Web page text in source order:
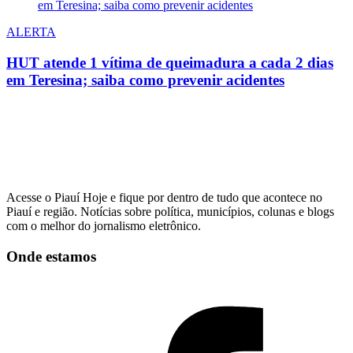
ALERTA
HUT atende 1 vítima de queimadura a cada 2 dias
em Teresina; saiba como prevenir acidentes
Acesse o Piauí Hoje e fique por dentro de tudo que acontece no
Piauí e região. Notícias sobre política, municípios, colunas e blogs
com o melhor do jornalismo eletrônico.
Onde estamos